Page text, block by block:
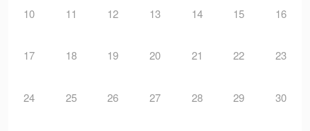
10 11 12 13 14 15 16
17 18 19 20 21 22 23
24 25 26 27 28 29 30